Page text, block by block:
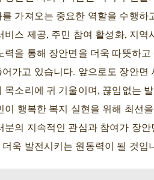
가져오는 중요한 역할을 수행하
비스 제공, 주민 참여 활성화, 지역
력을 통해 장안면을 더욱 따뜻하
가고 있습니다. 앞으로도 장안면
목소리에 귀 기울이며, 끊임없는
이 행복한 복지 실현을 위해 최선
분의 지속적인 관심과 참여가 장안
욱 발전시키는 원동력이 될 것입